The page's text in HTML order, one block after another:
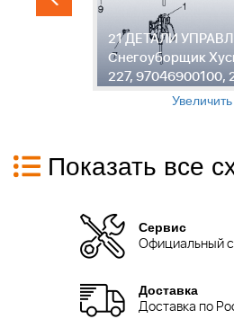
21 ДЕТАЛИ
Снегоуборщик
227, 97046900100,
Увеличить
Показать все
Сервис
Официальный
Доставка
Доставка по